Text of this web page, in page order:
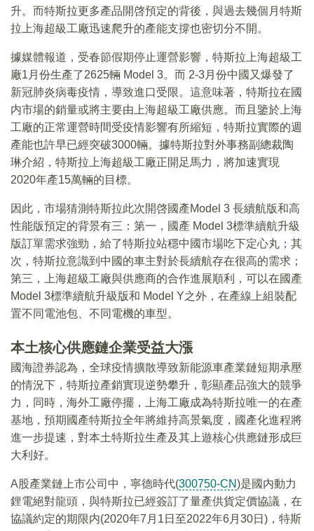
升。而特斯拉更多產品開啓預定的背後，與過去幾個月特斯
拉上海超級工廠迅速爬升的產能支撐也密切分不開。
據媒體報道，受春節假期停止運營影響，特斯拉上海超級工
廠1月份生產了2625輛 Model 3。而 2-3月份中國又爆發了
新冠肺炎病毒疫情，導致進口受限。這意味著，特斯拉在國
内市場的銷量或將主要由上海超級工廠供應。而且鑒於上海
工廠的正常運營時間受疫情影響有所縮短，特斯拉實際的週
產能也許早已經突破3000輛。據特斯拉對外事務副總裁陶
琳介紹，特斯拉上海超級工廠正開足馬力，將加速實現
2020年產15萬輛的目標。
因此，市場猜測特斯拉此次開啓國產Model 3 長續航版和高
性能版預定的背景有三：第一，國產 Model 3標準續航升級
版訂單需求強勁，給了特斯拉站穩中國市場吃下定心丸；其
次，特斯拉意識到中國的車主對於長續航存在很高的需求；
第三，上海超級工廠與供應商的合作進展順利，可以在國產
Model 3標準續航升級版和 Model Y之外，在產線上組裝配
置不同電池包、不同電機的車型。
本土核心供應鏈企業受益大漲
國海證券認為，全球疫情擴散導致新能源車產業鏈短期承壓
的情況下，特斯拉產銷實現逆勢攀升，彰顯產品強大的競爭
力，同時，海外工廠停擺，上海工廠成為特斯拉唯一的在產
基地，預期國產特斯拉全年將維持高景氣度，國產化進程將
進一步提速，對本土特斯拉生產及其上遊核心供應鏈形成巨
大利好。
A股產業鏈上市公司中，寧德時代(300750-CN)是國内動力
鋰電絕對龍頭，與特斯拉已經簽訂了量產供貨定價協議，在
協議約定的期限内(2020年7月1日至2022年6月30日)，特斯